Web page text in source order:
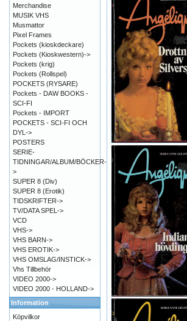
Merchandise
MUSIK VHS
Musmattor
Pixel Frames
Pockets (kioskdeckare)
Pockets (Kioskwestern)->
Pockets (krig)
Pockets (Rollspel)
POCKETS (RYSARE)
Pockets - DAW BOOKS -
SCI-FI
Pockets - IMPORT
POCKETS - SCI-FI OCH
DYL->
POSTERS
SERIE-
TIDNINGAR/ALBUM/BÖCKER-
>
SUPER 8 (Div)
SUPER 8 (Erotik)
TIDSKRIFTER->
TV/DATA SPEL->
VCD
VHS->
VHS BARN->
VHS EROTIK->
VHS OMSLAG/INSTICK->
Vhs Tillbehör
VIDEO 2000->
VIDEO 2000 - HOLLAND->
Information
Köpvilkor